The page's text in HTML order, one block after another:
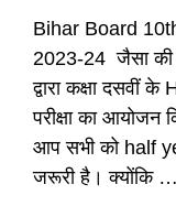
Bihar Board
2023-24 जैसा की
द्वारा कक्षा
परीक्षा का आयोजन
आप सभी को half
जरूरी है। क्योंकि …